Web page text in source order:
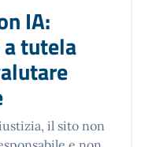
IA:
a tutela
il sito non